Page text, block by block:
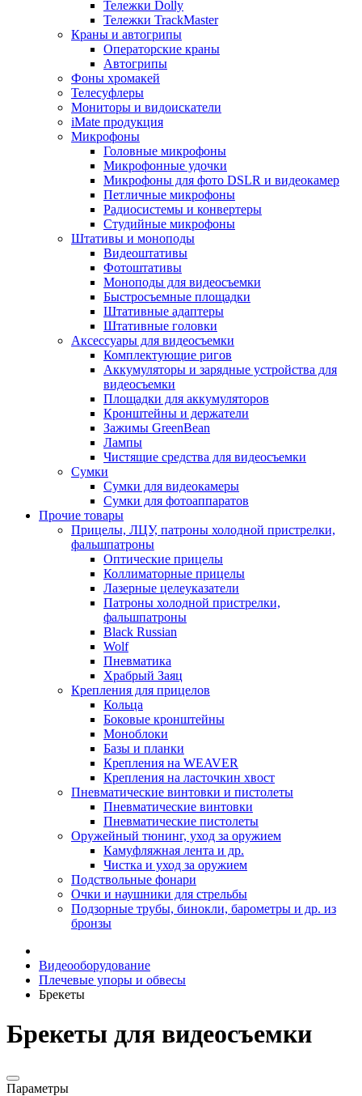
Тележки Dolly
Тележки TrackMaster
Краны и автогрипы
Операторские краны
Автогрипы
Фоны хромакей
Телесуфлеры
Мониторы и видоискатели
iMate продукция
Микрофоны
Головные микрофоны
Микрофонные удочки
Микрофоны для фото DSLR и видеокамер
Петличные микрофоны
Радиосистемы и конвертеры
Студийные микрофоны
Штативы и моноподы
Видеоштативы
Фотоштативы
Моноподы для видеосъемки
Быстросъемные площадки
Штативные адаптеры
Штативные головки
Аксессуары для видеосъемки
Комплектующие ригов
Аккумуляторы и зарядные устройства для
видеосъемки
Площадки для аккумуляторов
Кронштейны и держатели
Зажимы GreenBean
Лампы
Чистящие средства для видеосъемки
Сумки
Сумки для видеокамеры
Сумки для фотоаппаратов
Прочие товары
Прицелы, ЛЦУ, патроны холодной пристрелки,
фальшпатроны
Оптические прицелы
Коллиматорные прицелы
Лазерные целеуказатели
Патроны холодной пристрелки,
фальшпатроны
Black Russian
Wolf
Пневматика
Храбрый Заяц
Крепления для прицелов
Кольца
Боковые кронштейны
Моноблоки
Базы и планки
Крепления на WEAVER
Крепления на ласточкин хвост
Пневматические винтовки и пистолеты
Пневматические винтовки
Пневматические пистолеты
Оружейный тюнинг, уход за оружием
Камуфляжная лента и др.
Чистка и уход за оружием
Подствольные фонари
Очки и наушники для стрельбы
Подзорные трубы, бинокли, барометры и др. из
бронзы
Видеооборудование
Плечевые упоры и обвесы
Брекеты
Брекеты для видеосъемки
Параметры